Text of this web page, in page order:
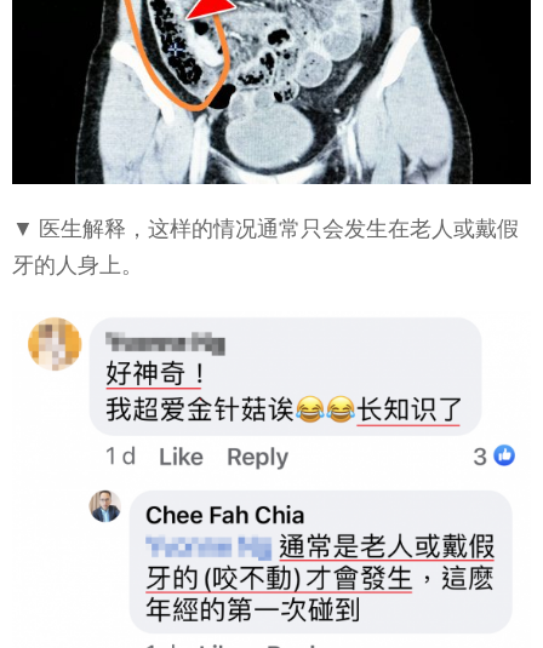
▼ 医生解释，这样的情况通常只会发生在老人或戴假
牙的人身上。